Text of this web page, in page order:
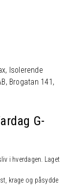
Isolerende
Brogatan 141,
G-
i hverdagen. Laget
krage og påsydde